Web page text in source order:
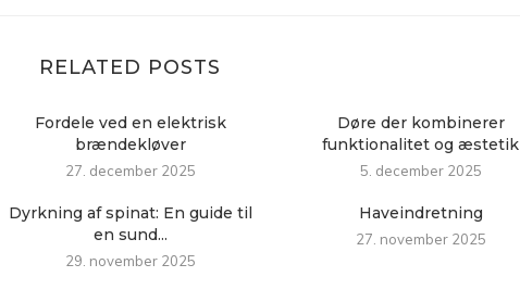
RELATED POSTS
Fordele ved en elektrisk
brændekløver
27. december 2025
Døre der kombinerer
funktionalitet og æstetik
5. december 2025
Dyrkning af spinat: En guide til
en sund...
29. november 2025
Haveindretning
27. november 2025